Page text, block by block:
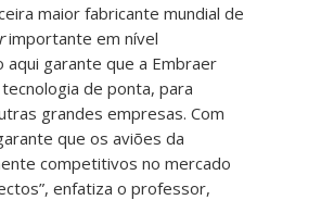
maior fabricante mundial de
importante em nível
aqui garante que a Embraer
de ponta, para
grandes empresas. Com
que os aviões da
competitivos no mercado
enfatiza o professor,